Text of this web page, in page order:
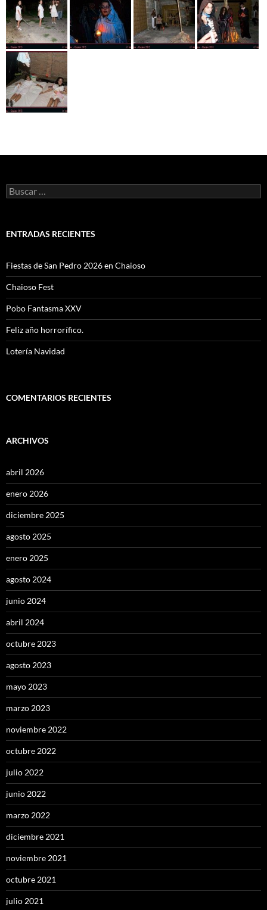
Buscar:
ENTRADAS RECIENTES
Fiestas de San Pedro 2026 en Chaioso
Chaioso Fest
Pobo Fantasma XXV
Feliz año horrorífico.
Lotería Navidad
COMENTARIOS RECIENTES
ARCHIVOS
abril 2026
enero 2026
diciembre 2025
agosto 2025
enero 2025
agosto 2024
junio 2024
abril 2024
octubre 2023
agosto 2023
mayo 2023
marzo 2023
noviembre 2022
octubre 2022
julio 2022
junio 2022
marzo 2022
diciembre 2021
noviembre 2021
octubre 2021
julio 2021